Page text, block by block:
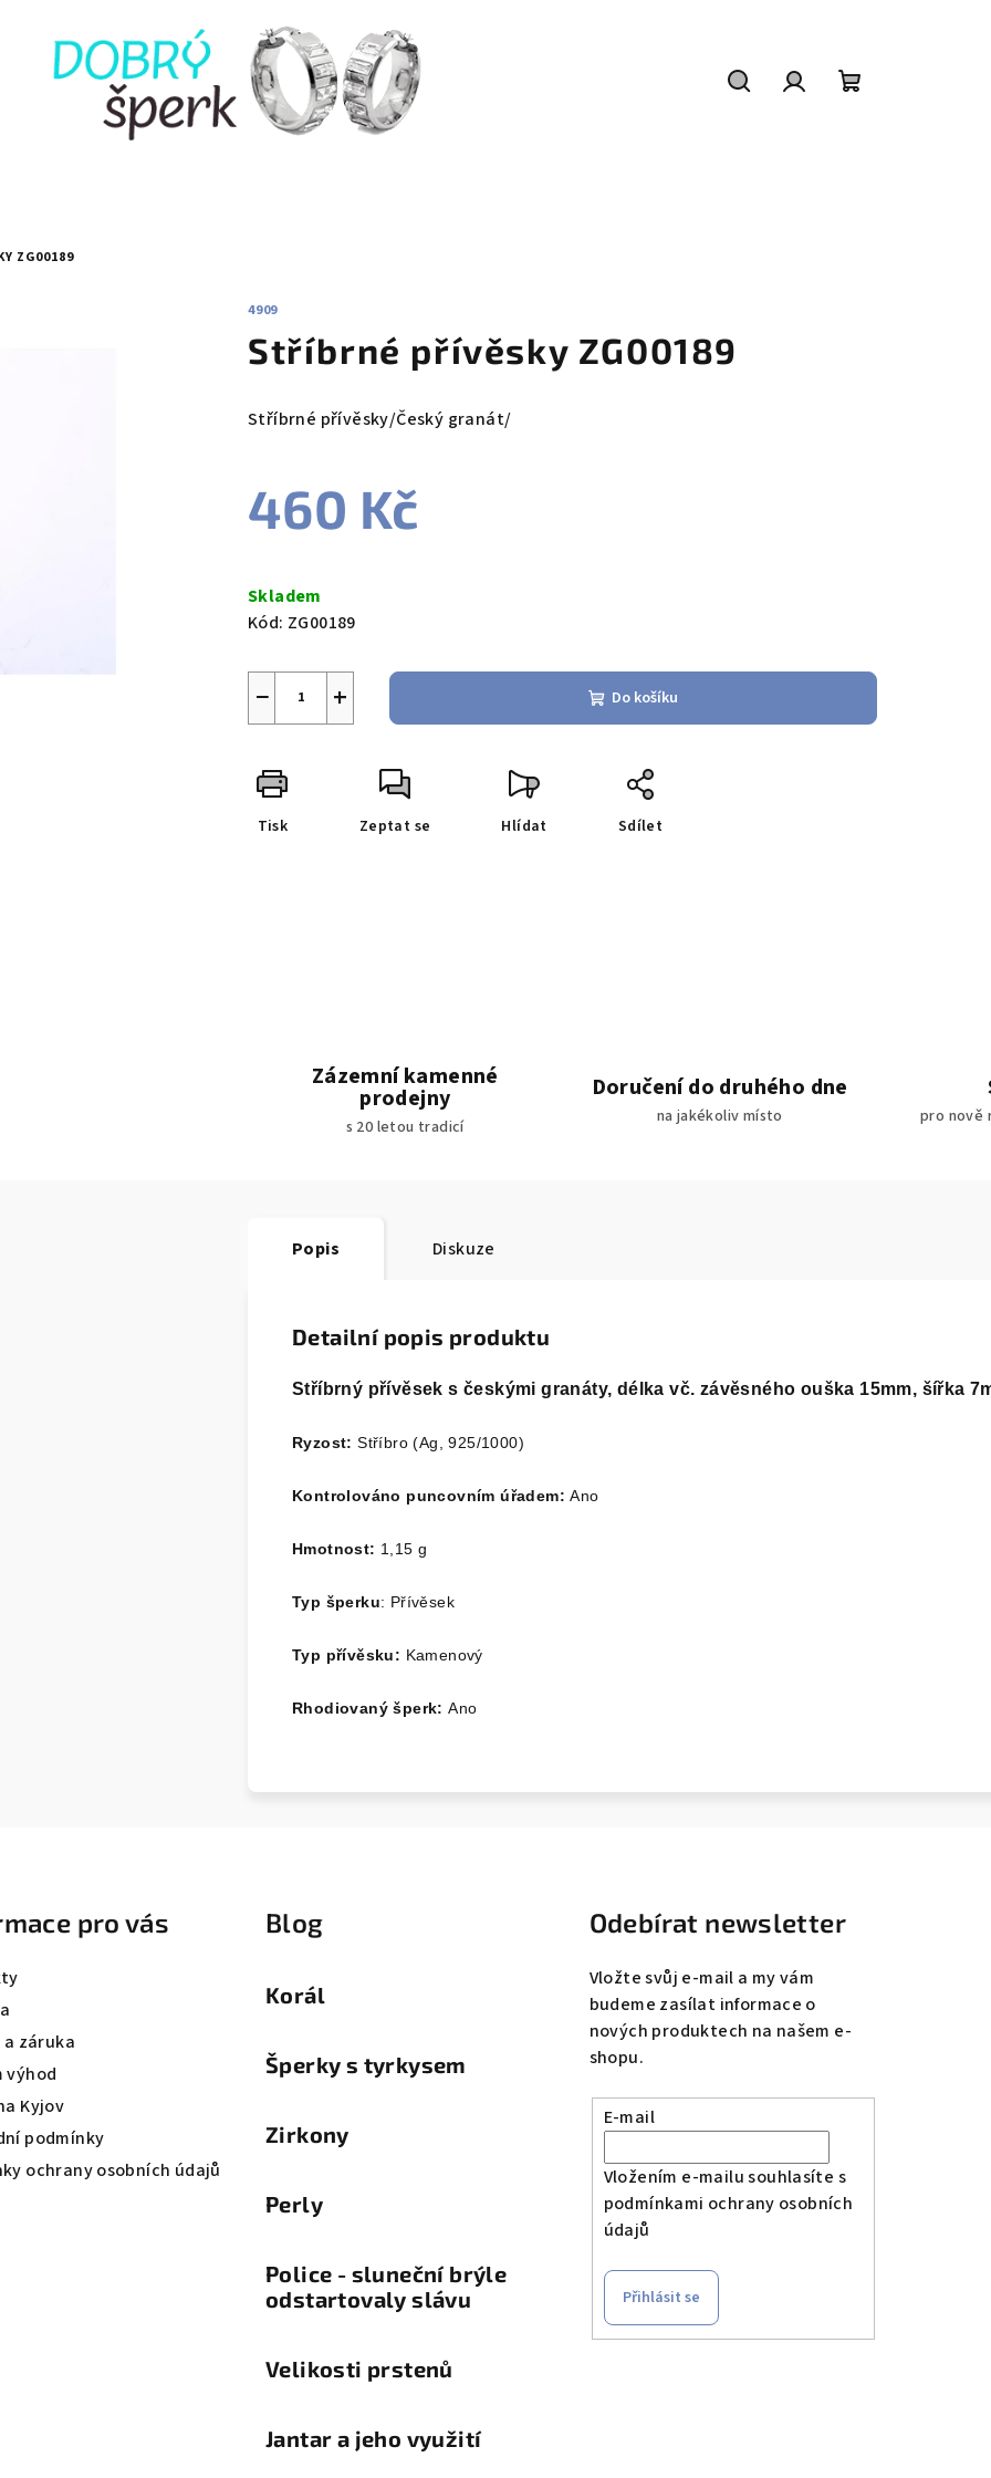
ZG00189
4909
Stříbrné přívěsky ZG00189
Stříbrné přívěsky/Český granát/
460 Kč
cena:
Skladem
Kód: ZG00189
+
− Do košíku
Tisk Zeptat se Hlídat Sdílet
Zázemní kamenné
prodejny
s 20 letou tradicí
Doručení do druhého dne
na jakékoliv místo pro nově
Popis Diskuze
Detailní popis produktu
Stříbrný přívěsek s českými granáty, délka vč. závěsného ouška 15mm, šířka
Ryzost: Stříbro (Ag, 925/1000)
Kontrolováno puncovním úřadem:Ano
Hmotnost: 1,15 g
Typ šperku: Přívěsek
Typ přívěsku: Kamenový
Rhodiovaný šperk:Ano
pro vás
záruka
výhod
Kyjov
podmínky
ochrany osobních údajů
Blog
Korál
Šperky s tyrkysem
Zirkony
Perly
Police - sluneční brýle
odstartovaly slávu
Velikosti prstenů
Jantar a jeho využití
Odebírat newsletter
Vložte svůj e-mail a my vám
budeme zasílat informace o
nových produktech na našem e-
shopu.
E-mail
Vložením e-mailu souhlasíte s
podmínkami ochrany osobních
údajů
Přihlásit se